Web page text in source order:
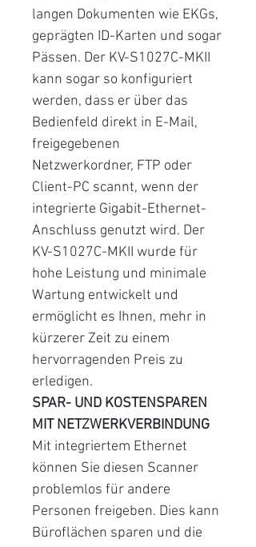
langen Dokumenten wie EKGs,
geprägten ID-Karten und sogar
Pässen. Der KV-S1027C-MKII
kann sogar so konfiguriert
werden, dass er über das
Bedienfeld direkt in E-Mail,
freigegebenen
Netzwerkordner, FTP oder
Client-PC scannt, wenn der
integrierte Gigabit-Ethernet-
Anschluss genutzt wird. Der
KV-S1027C-MKII wurde für
hohe Leistung und minimale
Wartung entwickelt und
ermöglicht es Ihnen, mehr in
kürzerer Zeit zu einem
hervorragenden Preis zu
erledigen.
SPAR- UND KOSTENSPAREN
MIT NETZWERKVERBINDUNG
Mit integriertem Ethernet
können Sie diesen Scanner
problemlos für andere
Personen freigeben. Dies kann
Büroflächen sparen und die